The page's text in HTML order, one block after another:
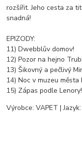
rozšířit. Jeho cesta za
snadná!
EPIZODY:
11) Dwebblův domov!
12) Pozor na hejno
13) Šikovný a pečlivý
14) Noc v muzeu města
15) Zápas podle
Výrobce: VAPET |